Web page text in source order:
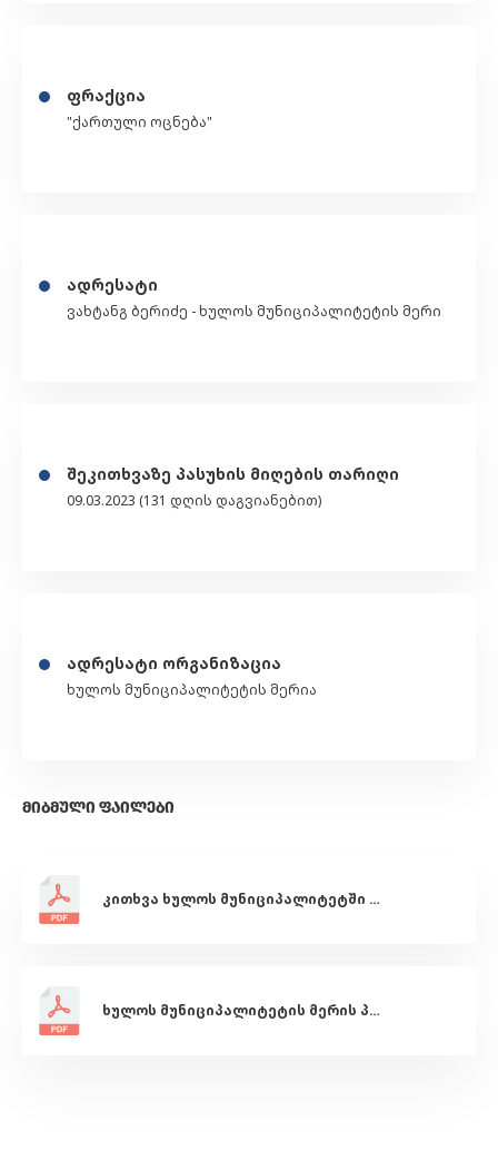
ფრაქცია
"ქართული ოცნება"
ადრესატი
ვახტანგ ბერიძე - ხულოს მუნიციპალიტეტის მერი
შეკითხვაზე პასუხის მიღების თარიღი
09.03.2023 (131 დღის დაგვიანებით)
ადრესატი ორგანიზაცია
ხულოს მუნიციპალიტეტის მერია
ᲛᲘᲑᲛᲣᲚᲘ ᲤᲐᲘᲚᲔᲑᲘ
კითხვა ხულოს მუნიციპალიტეტში სარწყავი არხების რეაბილიტაციისა და სარწყავი წყლით მომარაგების მდგომარეობის შესახებ
ხულოს მუნიციპალიტეტის მერის პასუხი